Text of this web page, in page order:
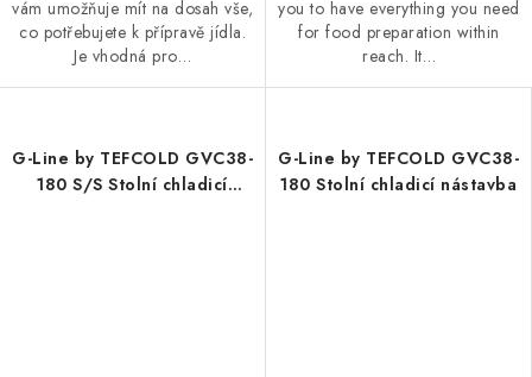
vám umožňuje mít na dosah vše,
co potřebujete k přípravě jídla.
Je vhodná pro…
you to have everything you need
for food preparation within
reach. It…
G-Line by TEFCOLD GVC38-
180 S/S Stolní chladicí
G-Line by TEFCOLD GVC38-
180 Stolní chladicí nástavba